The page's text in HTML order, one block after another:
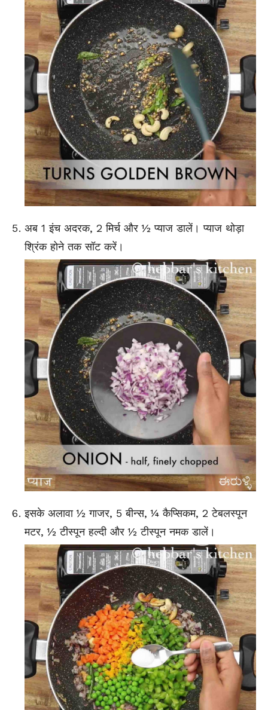
अब 1 इंच अदरक, 2 मिर्च और ½ प्याज डालें। प्याज थोड़ा
श्रिंक होने तक सॉट करें।
इसके अलावा ½ गाजर, 5 बीन्स, ¼ कैप्सिकम, 2 टेबलस्पून
मटर, ½ टीस्पून हल्दी और ½ टीस्पून नमक डालें।